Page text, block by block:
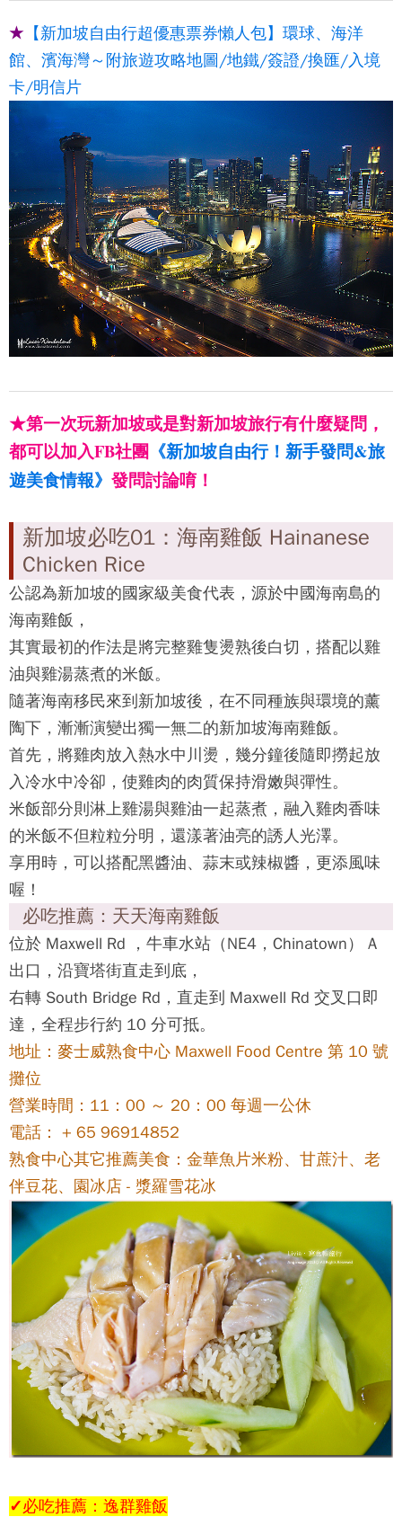
★ 【新加坡自由行超優惠票券懶人包】環球、海洋
館、濱海灣～附旅遊攻略地圖/地鐵/簽證/換匯/入境
卡/明信片
★第一次玩新加坡或是對新加坡旅行有什麼疑問，
都可以加入FB社團 《新加坡自由行！新手發問&旅
遊美食情報》 發問討論唷！
新加坡必吃01：海南雞飯 Hainanese
Chicken Rice
公認為新加坡的國家級美食代表，源於中國海南島的
海南雞飯，
其實最初的作法是將完整雞隻燙熟後白切，搭配以雞
油與雞湯蒸煮的米飯。
隨著海南移民來到新加坡後，在不同種族與環境的薰
陶下，漸漸演變出獨一無二的新加坡海南雞飯。
首先，將雞肉放入熱水中川燙，幾分鐘後隨即撈起放
入冷水中冷卻，使雞肉的肉質保持滑嫩與彈性。
米飯部分則淋上雞湯與雞油一起蒸煮，融入雞肉香味
的米飯不但粒粒分明，還漾著油亮的誘人光澤。
享用時，可以搭配黑醬油、蒜末或辣椒醬，更添風味
喔！
必吃推薦：天天海南雞飯
位於 Maxwell Rd ，牛車水站（NE4，Chinatown） A
出口，沿寶塔街直走到底，
右轉 South Bridge Rd，直走到 Maxwell Rd 交叉口即
達，全程步行約 10 分可抵。
地址：麥士威熟食中心 Maxwell Food Centre 第 10 號
攤位
營業時間：11：00 ～ 20：00 每週一公休
電話： + 65 96914852
熟食中心其它推薦美食：金華魚片米粉、甘蔗汁、老
伴豆花、園冰店 - 漿羅雪花冰
✓必吃推薦：逸群雞飯